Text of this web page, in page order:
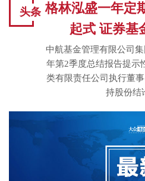
头条 格林泓盛一年定
起式 证券基
中航基金管理有限公司
年第2季度总结报告提示
类有限责任公司执行董
持股份结